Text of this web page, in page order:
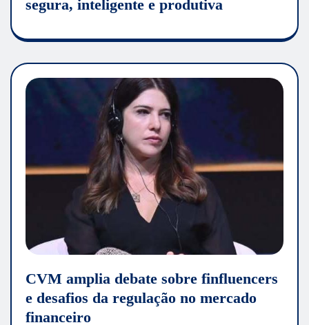
segura, inteligente e produtiva
CVM amplia debate sobre finfluencers
e desafios da regulação no mercado
financeiro